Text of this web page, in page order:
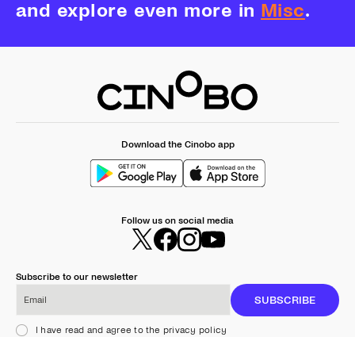
and explore even more in Misc.
Download the Cinobo app
Follow us on social media
Subscribe to our newsletter
SUBSCRIBE
I have read and agree to the privacy policy